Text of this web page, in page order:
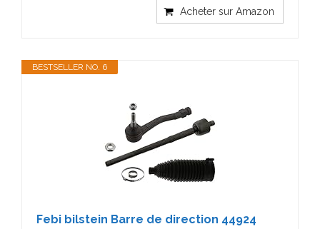
Acheter sur Amazon
BESTSELLER NO. 6
Febi bilstein Barre de direction 44924